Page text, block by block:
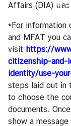
วี
ซ่
า
/
ก
ง
สุ
ล
|
V
Affairs (DIA) แล
*For information
and MFAT you
visit https://
citizenship-and-
identity/use-
steps laid out in
to choose the
documents.
show a